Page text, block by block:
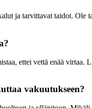
ja tarvittavat taidot. Ole
ettei vettä enää
vakuutukseen?